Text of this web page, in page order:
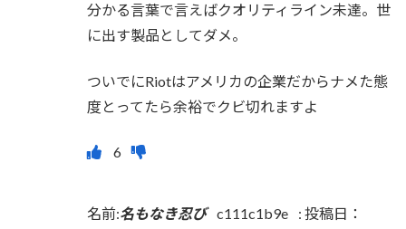
分かる言葉で言えばクオリティライン未達。世
に出す製品としてダメ。
ついでにRiotはアメリカの企業だからナメた態
度とってたら余裕でクビ切れますよ
名前:名もなき忍び c111c1b9e : 投稿日：